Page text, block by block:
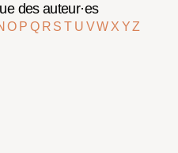
des auteur·es
O P Q R ST U VW X YZ